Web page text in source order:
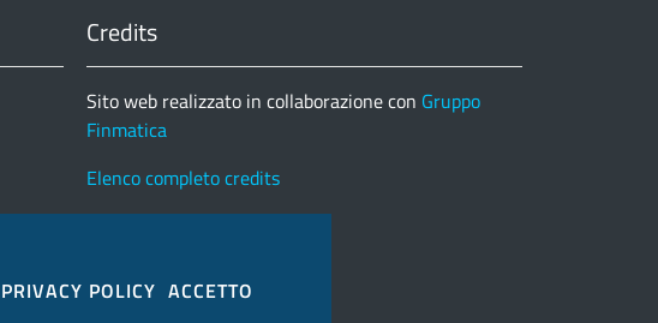
Credits
Sito web realizzato in collaborazione con Gruppo
Finmatica
Elenco completo credits
PRIVACY POLICY ACCETTO